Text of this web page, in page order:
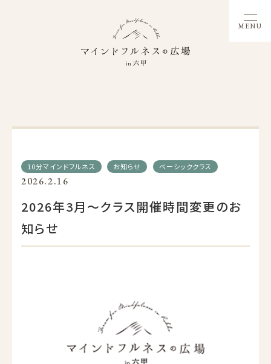
MENU
10分マインドフルネス お知らせ ベーシッククラス
2026.2.16
2026年3月～クラス開催時間変更のお
知らせ